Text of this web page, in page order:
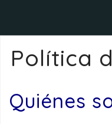
Política
Quiénes